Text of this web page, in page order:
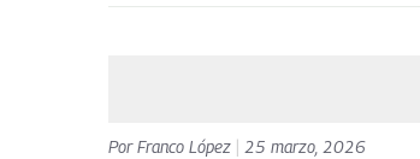
PorFranco López 25 marzo, 2026